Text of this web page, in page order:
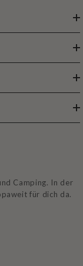
Camping. In der
für dich da.